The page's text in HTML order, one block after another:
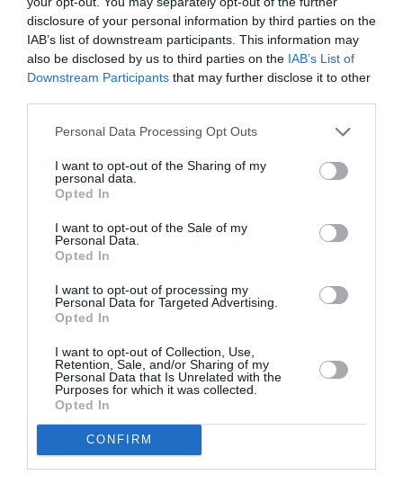
disclosure of your personal information by third parties on the
IAB’s list of downstream participants. This information may
also be disclosed by us to third parties on the IAB’s List of
Downstream Participants that may further disclose it to other
Personal Data Processing Opt Outs
I want to opt-out of the Sharing of my
personal data.
Opted In
I want to opt-out of the Sale of my
Personal Data.
Opted In
I want to opt-out of processing my
Personal Data for Targeted Advertising.
Opted In
I want to opt-out of Collection, Use,
Retention, Sale, and/or Sharing of my
Personal Data that Is Unrelated with the
Purposes for which it was collected.
Opted In
CONFIRM
moreRomâni în vizor/ Execuţie în stil mafiot şi
o maşină încendiată intenţionat
Următorul articol
Audiența Papei Francisc cu reprezentanţii
Bisericii Ortodoxe Române
AȚI PUTEA DORI DE
ITALIA
Concursul Miss Badante 2026: informații